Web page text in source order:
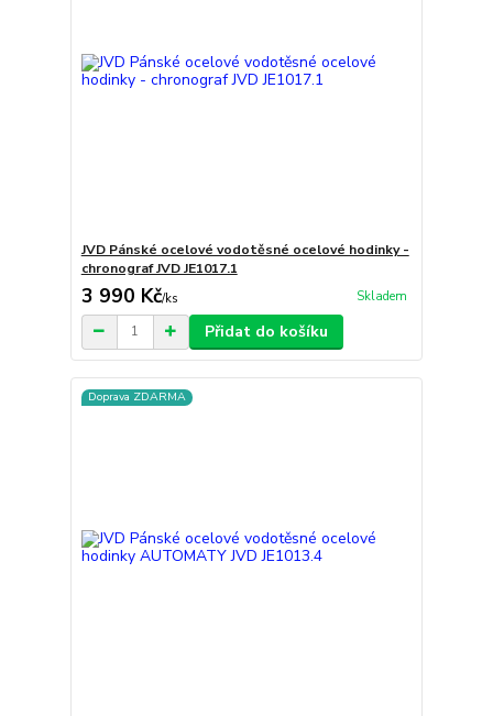
JVD Pánské ocelové vodotěsné ocelové hodinky -
chronograf JVD JE1017.1
3 990 Kč/ks Skladem
Přidat do košíku
Doprava ZDARMA